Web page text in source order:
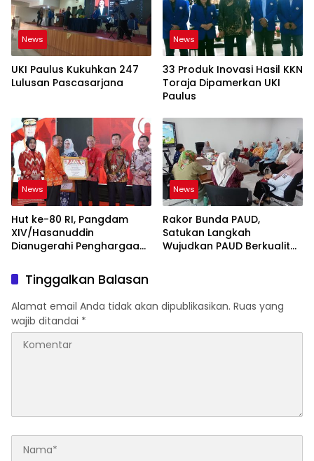
News
UKI Paulus Kukuhkan 247
Lulusan Pascasarjana
News
33 Produk Inovasi Hasil KKN
Toraja Dipamerkan UKI
Paulus
News
Hut ke-80 RI, Pangdam
XIV/Hasanuddin
Dianugerahi Penghargaan
News
Rakor Bunda PAUD,
Satukan Langkah
Wujudkan PAUD Berkualitas
Tinggalkan Balasan
Alamat email Anda tidak akan dipublikasikan. Ruas yang
wajib ditandai *